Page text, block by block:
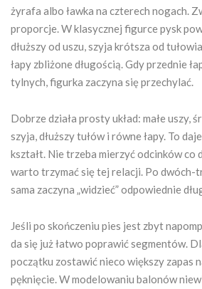
żyrafa albo ławka na czterech nogach.
proporcje. W klasycznej figurce pysk
dłuższy od uszu, szyja krótsza od
łapy zbliżone długością. Gdy przednie
tylnych, figurka zaczyna się przechylać.
Dobrze działa prosty układ: małe uszy,
szyja, dłuższy tułów i równe łapy. To
kształt. Nie trzeba mierzyć odcinków co
warto trzymać się tej relacji. Po dwóch-
sama zaczyna „widzieć” odpowiednie
Jeśli po skończeniu pies jest zbyt
da się już łatwo poprawić segmentów.
początku zostawić nieco większy zapas
pęknięcie. W modelowaniu balonów